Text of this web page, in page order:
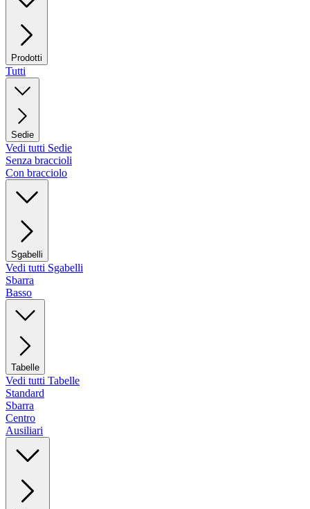
Prodotti
Tutti
Sedie
Vedi tutti Sedie
Senza braccioli
Con bracciolo
Sgabelli
Vedi tutti Sgabelli
Sbarra
Basso
Tabelle
Vedi tutti Tabelle
Standard
Sbarra
Centro
Ausiliari